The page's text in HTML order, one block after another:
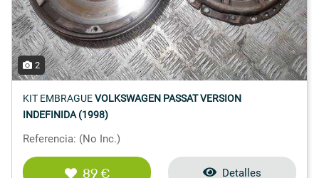
2
KIT EMBRAGUEVOLKSWAGEN PASSAT VERSION
INDEFINIDA (1998)
Referencia: (No Inc.)
89 € Detalles